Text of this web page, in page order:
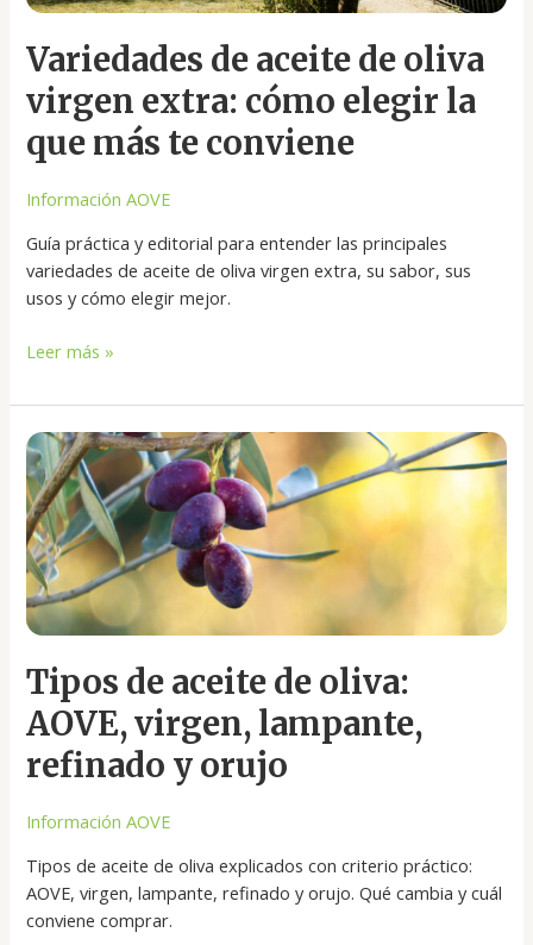
Variedades de aceite de oliva
virgen extra: cómo elegir la
que más te conviene
Información AOVE
Guía práctica y editorial para entender las principales
variedades de aceite de oliva virgen extra, su sabor, sus
usos y cómo elegir mejor.
Leer más »
Tipos de aceite de oliva:
AOVE, virgen, lampante,
refinado y orujo
Información AOVE
Tipos de aceite de oliva explicados con criterio práctico:
AOVE, virgen, lampante, refinado y orujo. Qué cambia y cuál
conviene comprar.
Tipos
de
aceite
de
oliva:
AOVE,
virgen,
lampante,
refinado
y
orujo